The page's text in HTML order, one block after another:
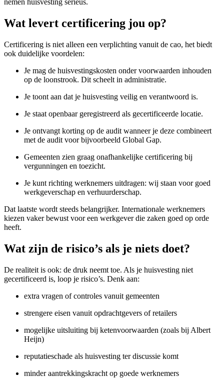
nemen huisvesting serieus.
Wat levert certificering jou op?
Certificering is niet alleen een verplichting vanuit de cao, het biedt
ook duidelijke voordelen:
Je mag de huisvestingskosten onder voorwaarden inhouden
op de loonstrook. Dit scheelt in administratie.
Je toont aan dat je huisvesting veilig en verantwoord is.
Je staat openbaar geregistreerd als gecertificeerde locatie.
Je ontvangt korting op de audit wanneer je deze combineert
met de audit voor bijvoorbeeld Global Gap.
Gemeenten zien graag onafhankelijke certificering bij
vergunningen en toezicht.
Je kunt richting werknemers uitdragen: wij staan voor goed
werkgeverschap en verhuurderschap.
Dat laatste wordt steeds belangrijker. Internationale werknemers
kiezen vaker bewust voor een werkgever die zaken goed op orde
heeft.
Wat zijn de risico’s als je niets doet?
De realiteit is ook: de druk neemt toe. Als je huisvesting niet
gecertificeerd is, loop je risico’s. Denk aan:
extra vragen of controles vanuit gemeenten
strengere eisen vanuit opdrachtgevers of retailers
mogelijke uitsluiting bij ketenvoorwaarden (zoals bij Albert
Heijn)
reputatieschade als huisvesting ter discussie komt
minder aantrekkingskracht op goede werknemers